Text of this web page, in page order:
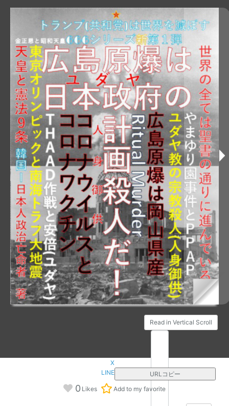
Read in Vertical Scroll
X
LINE
URLコピー
0 Likes Add to my favorite